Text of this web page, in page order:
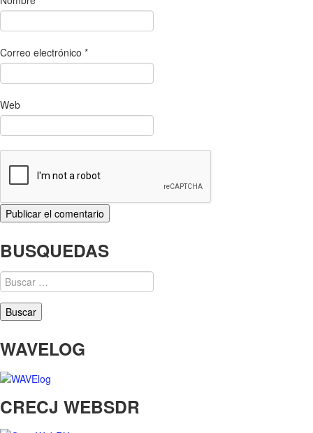
Correo electrónico *
Web
BUSQUEDAS
Buscar:
WAVELOG
CRECJ WEBSDR